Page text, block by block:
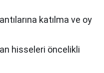
katılma ve oy
hisseleri öncelikli